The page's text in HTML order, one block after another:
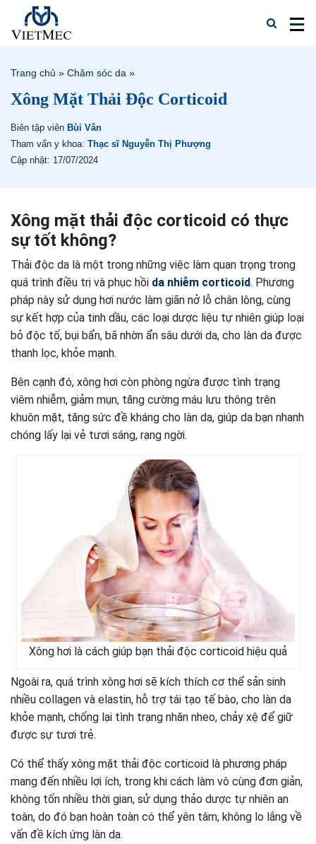
Trang chủ » Chăm sóc da »
Xông Mặt Thải Độc Corticoid
Biên tập viên Bùi Vân
Tham vấn y khoa: Thạc sĩ Nguyễn Thị Phượng
Cập nhật: 17/07/2024
Xông mặt thải độc corticoid có thực
sự tốt không?
Thải độc da là một trong những việc làm quan trọng trong
quá trình điều trị và phục hồi da nhiễm corticoid. Phương
pháp này sử dụng hơi nước làm giãn nở lỗ chân lông, cùng
sự kết hợp của tinh dầu, các loại dược liệu tự nhiên giúp loại
bỏ độc tố, bụi bẩn, bã nhờn ẩn sâu dưới da, cho làn da được
thanh lọc, khỏe mạnh.
Bên cạnh đó, xông hơi còn phòng ngừa được tình trạng
viêm nhiễm, giảm mụn, tăng cường máu lưu thông trên
khuôn mặt, tăng sức đề kháng cho làn da, giúp da bạn nhanh
chóng lấy lại vẻ tươi sáng, rạng ngời.
Xông hơi là cách giúp bạn thải độc corticoid hiệu quả
Ngoài ra, quá trình xông hơi sẽ kích thích cơ thể sản sinh
nhiều collagen và elastin, hỗ trợ tái tạo tế bào, cho làn da
khỏe mạnh, chống lại tình trạng nhăn nheo, chảy xệ để giữ
được sự tươi trẻ.
Có thể thấy xông mặt thải độc corticoid là phương pháp
mang đến nhiều lợi ích, trong khi cách làm vô cùng đơn giản,
không tốn nhiều thời gian, sử dụng thảo dược tự nhiên an
toàn, do đó bạn hoàn toàn có thể yên tâm, không lo lắng về
vấn đề kích ứng làn da.